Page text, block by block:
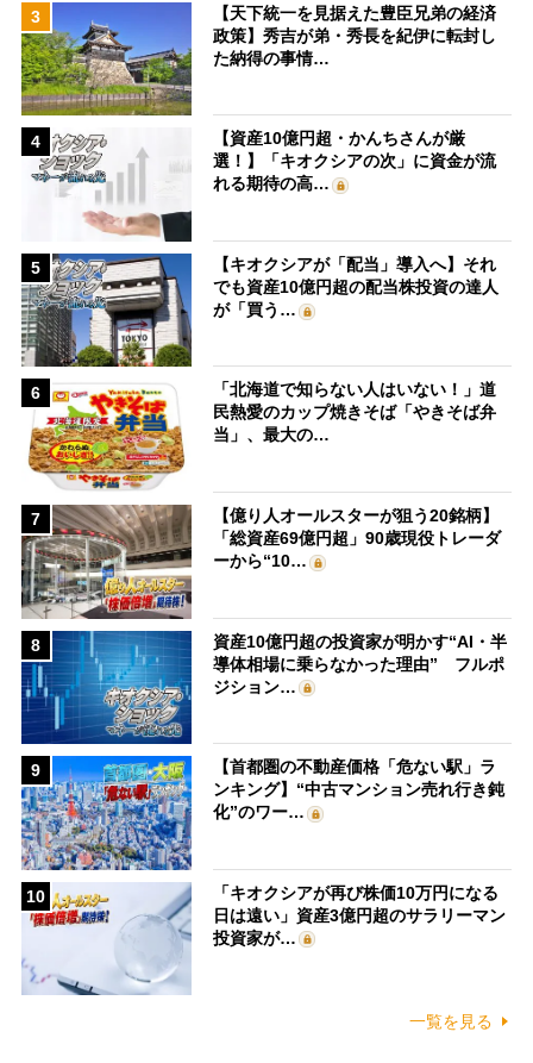
3
【天下統一を見据えた豊臣兄弟の経済
政策】秀吉が弟・秀長を紀伊に転封し
た納得の事情…
4
【資産10億円超・かんちさんが厳
選！】「キオクシアの次」に資金が流
れる期待の高…
5
【キオクシアが「配当」導入へ】それ
でも資産10億円超の配当株投資の達人
が「買う…
6
「北海道で知らない人はいない！」道
民熱愛のカップ焼きそば「やきそば弁
当」、最大の…
7
【億り人オールスターが狙う20銘柄】
「総資産69億円超」90歳現役トレーダ
ーから“10…
8
資産10億円超の投資家が明かす“AI・半
導体相場に乗らなかった理由” フルポ
ジション…
9
【首都圏の不動産価格「危ない駅」ラ
ンキング】“中古マンション売れ行き鈍
化”のワー…
10
「キオクシアが再び株価10万円になる
日は遠い」資産3億円超のサラリーマン
投資家が…
一覧を見る